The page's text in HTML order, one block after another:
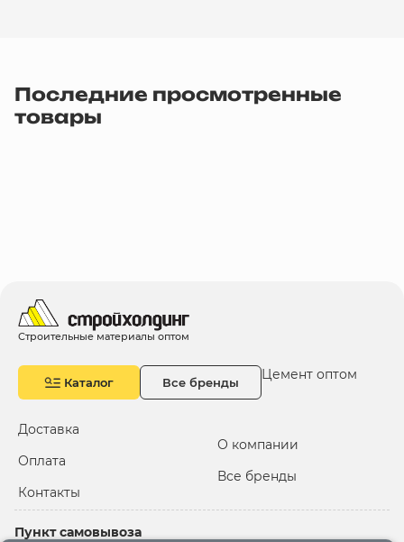
Последние просмотренные
товары
Строительные материалы оптом
Каталог Все бренды Цемент оптом
Доставка
Оплата
Контакты
О компании
Все бренды
Пункт самовывоза